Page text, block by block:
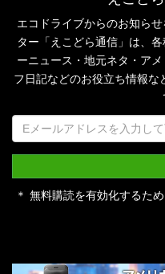
エコドライブからのお知ら
ター「えこどら通信」は、 各
ーニュース・地元ネタ・ア
フ日記などのお役立ち情報な
＊ 無料購読を有効化するた